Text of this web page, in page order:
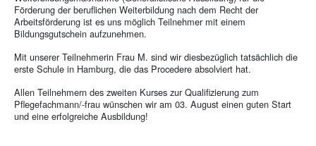
Förderung der beruflichen Weiterbildung nach dem Recht der
Arbeitsförderung ist es uns möglich Teilnehmer mit einem
Bildungsgutschein aufzunehmen.
Mit unserer Teilnehmerin Frau M. sind wir diesbezüglich tatsächlich die
erste Schule in Hamburg, die das Procedere absolviert hat.
Allen Teilnehmern des zweiten Kurses zur Qualifizierung zum
Pflegefachmann/-frau wünschen wir am 03. August einen guten Start
und eine erfolgreiche Ausbildung!